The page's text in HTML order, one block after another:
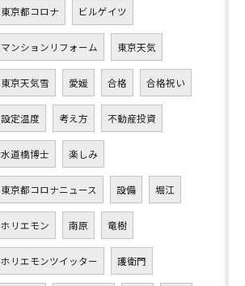
東京都コロナ ビルゲイツ
マンションリフォーム 東京天気
東京天気雪 愛媛 合格 合格祝い
設定温度 考え方 不動産投資
水道橋博士 楽しみ
東京都コロナニュース 設備 堀江
ホリエモン 南原 竜樹
ホリエモンツイッター 護衛門